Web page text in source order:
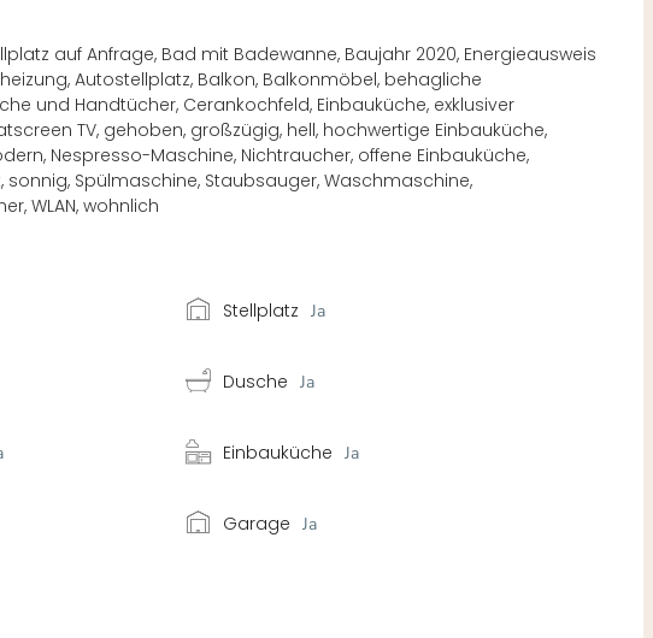
auf Anfrage, Bad mit Badewanne, Baujahr 2020, Energieausweis
Autostellplatz, Balkon, Balkonmöbel, behagliche
und Handtücher, Cerankochfeld, Einbauküche, exklusiver
TV, gehoben, großzügig, hell, hochwertige Einbauküche,
Nespresso-Maschine, Nichtraucher, offene Einbauküche,
Spülmaschine, Staubsauger, Waschmaschine,
WLAN, wohnlich
Stellplatz Ja
Dusche Ja
Einbauküche Ja
Garage Ja